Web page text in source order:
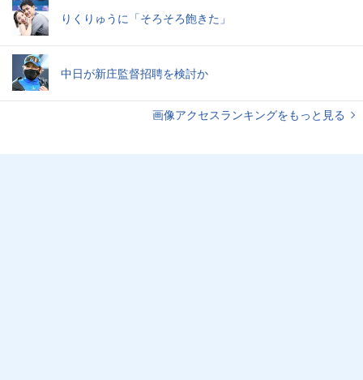
りくりゅうに「そろそろ飽きた」
中日が新庄監督招聘を検討か
画像アクセスランキングをもっと見る